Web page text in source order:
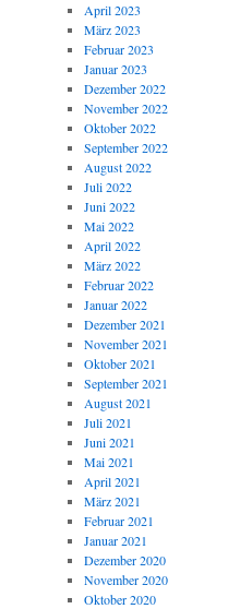
April 2023
März 2023
Februar 2023
Januar 2023
Dezember 2022
November 2022
Oktober 2022
September 2022
August 2022
Juli 2022
Juni 2022
Mai 2022
April 2022
März 2022
Februar 2022
Januar 2022
Dezember 2021
November 2021
Oktober 2021
September 2021
August 2021
Juli 2021
Juni 2021
Mai 2021
April 2021
März 2021
Februar 2021
Januar 2021
Dezember 2020
November 2020
Oktober 2020